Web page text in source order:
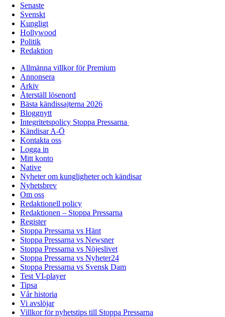
Senaste
Svenskt
Kungligt
Hollywood
Politik
Redaktion
Allmänna villkor för Premium
Annonsera
Arkiv
Återställ lösenord
Bästa kändissajterna 2026
Bloggnytt
Integritetspolicy Stoppa Pressarna
Kändisar A-Ö
Kontakta oss
Logga in
Mitt konto
Native
Nyheter om kungligheter och kändisar
Nyhetsbrev
Om oss
Redaktionell policy
Redaktionen – Stoppa Pressarna
Register
Stoppa Pressarna vs Hänt
Stoppa Pressarna vs Newsner
Stoppa Pressarna vs Nöjeslivet
Stoppa Pressarna vs Nyheter24
Stoppa Pressarna vs Svensk Dam
Test VI-player
Tipsa
Vår historia
Vi avslöjar
Villkor för nyhetstips till Stoppa Pressarna